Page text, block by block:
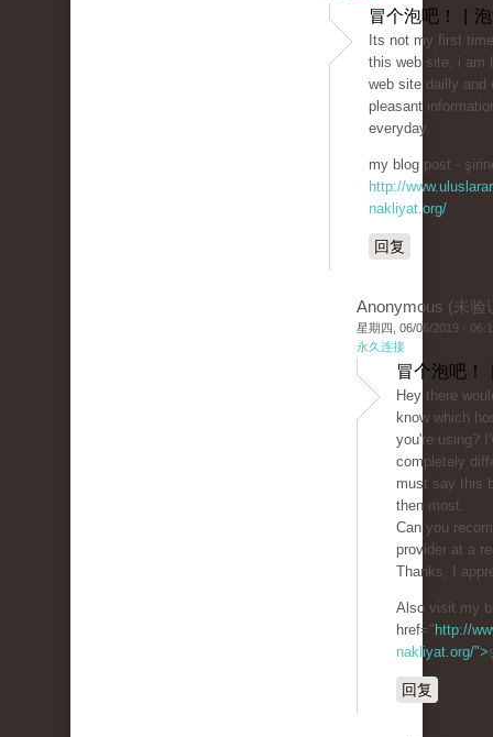
冒个泡吧！ |
Its not my first
this web site, i am
web site dailly and
pleasant
everyday.
my blog post -
http://
nakliyat.org/
回复
Anonymous (未验
星期四, 06/06/2019 -
永久连接
冒个泡吧！
Hey there
know which
you're using?
completely
must say this
then most.
Can you
provider at a
Thanks, I
Also visit my
href=" http://
nakliyat.org/">
回复